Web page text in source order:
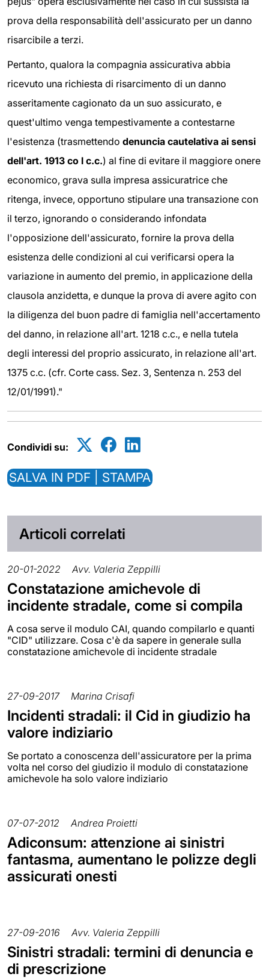
prova della responsabilità dell'assicurato per un danno
risarcibile a terzi.
Pertanto, qualora la compagnia assicurativa abbia
ricevuto una richiesta di risarcimento di un danno
asseritamente cagionato da un suo assicurato, e
quest'ultimo venga tempestivamente a contestarne
l'esistenza (trasmettendo denuncia cautelativa ai sensi
dell'art. 1913 co l c.c.) al fine di evitare il maggiore onere
economico, grava sulla impresa assicuratrice che
ritenga, invece, opportuno stipulare una transazione con
il terzo, ignorando o considerando infondata
l'opposizione dell'assicurato, fornire la prova della
esistenza delle condizioni al cui verificarsi opera la
variazione in aumento del premio, in applicazione della
clausola anzidetta, e dunque la prova di avere agito con
la diligenza del buon padre di famiglia nell'accertamento
del danno, in relazione all'art. 1218 c.c., e nella tutela
degli interessi del proprio assicurato, in relazione all'art.
1375 c.c. (cfr. Corte cass. Sez. 3, Sentenza n. 253 del
12/01/1991)."
Condividi su:
SALVA IN PDF | STAMPA
Articoli correlati
20-01-2022 Avv. Valeria Zeppilli
Constatazione amichevole di
incidente stradale, come si compila
A cosa serve il modulo CAI, quando compilarlo e quanti
"CID" utilizzare. Cosa c'è da sapere in generale sulla
constatazione amichevole di incidente stradale
27-09-2017 Marina Crisafi
Incidenti stradali: il Cid in giudizio ha
valore indiziario
Se portato a conoscenza dell'assicuratore per la prima
volta nel corso del giudizio il modulo di constatazione
amichevole ha solo valore indiziario
07-07-2012 Andrea Proietti
Adiconsum: attenzione ai sinistri
fantasma, aumentano le polizze degli
assicurati onesti
27-09-2016 Avv. Valeria Zeppilli
Sinistri stradali: termini di denuncia e
di prescrizione